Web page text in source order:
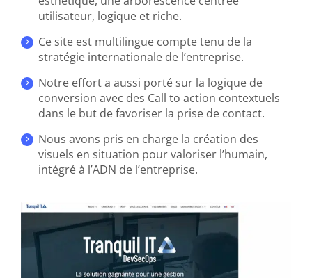
utilisateur, logique et riche.
Ce site est multilingue compte tenu de la
stratégie internationale de l’entreprise.
Notre effort a aussi porté sur la logique de
conversion avec des Call to action contextuels
dans le but de favoriser la prise de contact.
Nous avons pris en charge la création des
visuels en situation pour valoriser l’humain,
intégré à l’ADN de l’entreprise.